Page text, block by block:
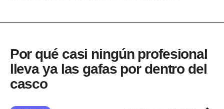
Por qué casi ningún profesional
lleva ya las gafas por dentro del
casco